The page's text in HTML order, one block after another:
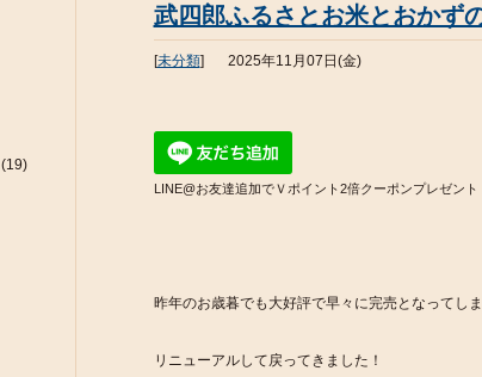
武四郎ふるさとお米とおかず
[未分類] 2025年11月07日(金)
LINE@お友達追加でＶポイント2倍クーポンプレゼント
昨年のお歳暮でも大好評で早々に完売となってし
リニューアルして戻ってきました！
(19)